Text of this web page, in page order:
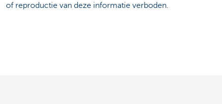
of reproductie van deze informatie verboden.